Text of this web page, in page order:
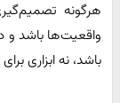
هرگونه
واقعیت‌ها باشد
باشد، نه ابزاری